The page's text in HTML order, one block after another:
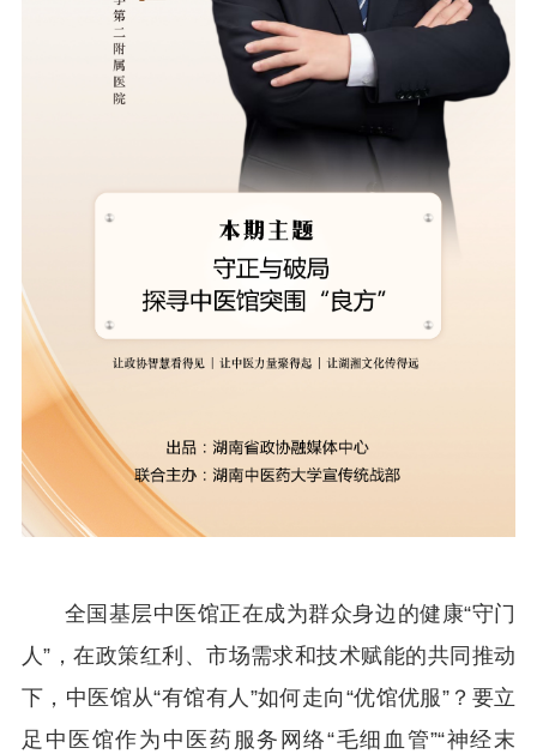
全国基层中医馆正在成为群众身边的健康“守门
人”，在政策红利、市场需求和技术赋能的共同推动
下，中医馆从“有馆有人”如何走向“优馆优服”？要立
足中医馆作为中医药服务网络“毛细血管”“神经末